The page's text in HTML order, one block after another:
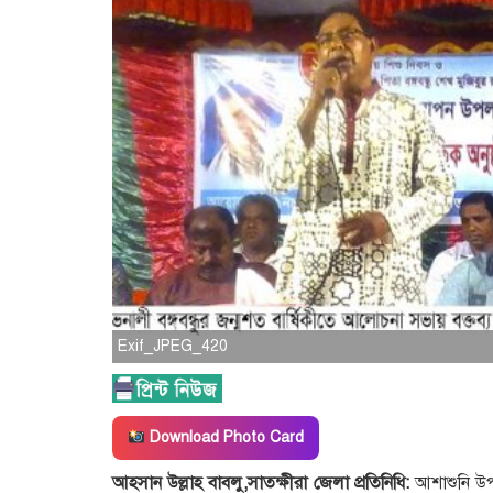
Exif_JPEG_420
Download Photo Card
আহসান উল্লাহ বাবলু,সাতক্ষীরা জেলা প্রতিনিধি:আশাশুনি